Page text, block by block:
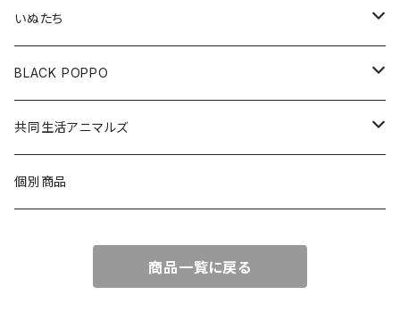
布製コースター
ハチワレ
みけねこ
アクリルクリップスタンド
アクリルクリップ
アクリルボールチェーン
いぬたち
布製コースター
アクリルボールチェーン
ポストカード
BLACK POPPO
ポストカード
A5クリアファイル
共同生活アニマルズ
クッションキーホルダー
アクリルボールチェーン
個別商品
商品一覧に戻る